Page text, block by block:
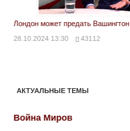
Лондон может предать Вашингтон
28.10.2024 13:30 43112
АКТУАЛЬНЫЕ ТЕМЫ
Война Миров